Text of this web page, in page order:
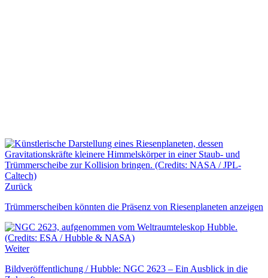
Zurück
Trümmerscheiben könnten die Präsenz von Riesenplaneten anzeigen
Weiter
Bildveröffentlichung / Hubble: NGC 2623 – Ein Ausblick in die